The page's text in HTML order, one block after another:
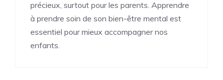
précieux, surtout pour les parents. Apprendre
à prendre soin de son bien-être mental est
essentiel pour mieux accompagner nos
enfants.